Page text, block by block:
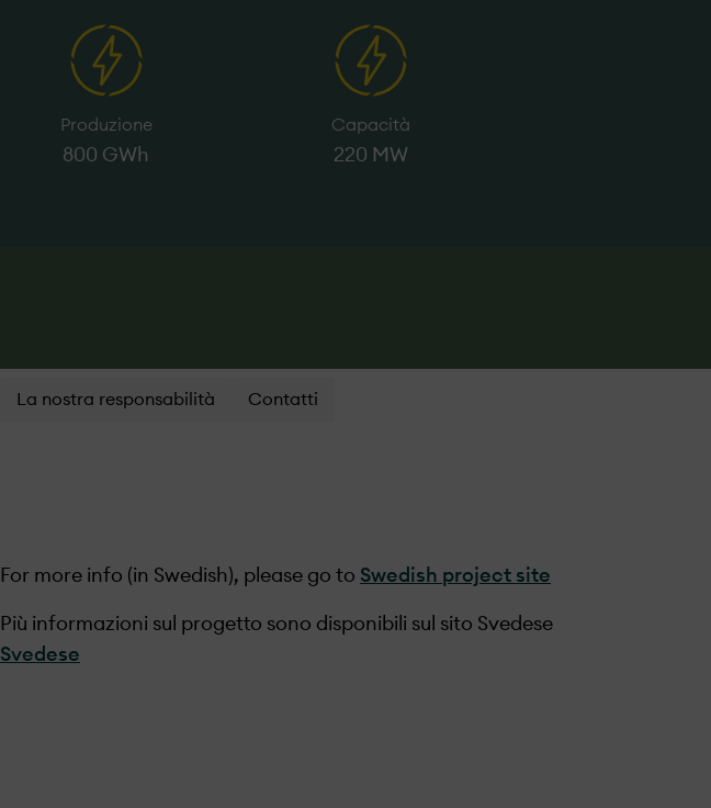
Produzione
800 GWh
Capacità
220 MW
La nostra responsabilità Contatti
For more info (in Swedish), please go to Swedish project site
Più informazioni sul progetto sono disponibili sul sito Svedese
Svedese